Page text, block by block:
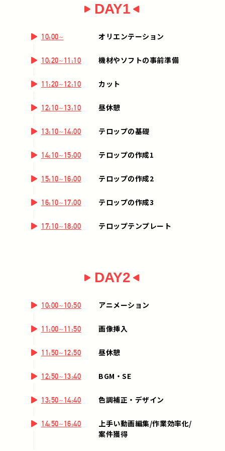
DAY1
10:00~ オリエンテーション
10:20~11:10 機材やソフトの事前準備
11:20~12:10 カット
12:10~13:10 昼休憩
13:10~14:00 テロップの基礎
14:10~15:00 テロップの作成1
15:10~16:00 テロップの作成2
16:10~17:00 テロップの作成3
17:10~18:00 テロップテンプレート
DAY2
10:00~10:50 アニメーション
11:00~11:50 画像挿入
11:50~12:50 昼休憩
12:50~13:40 BGM・SE
13:50~14:40 色調補正・デザイン
14:50~16:40
上手い動画編集/作業効率化/
案件獲得